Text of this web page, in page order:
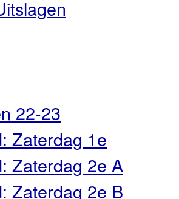
22-23
Zaterdag 1e
Zaterdag 2e A
Zaterdag 2e B